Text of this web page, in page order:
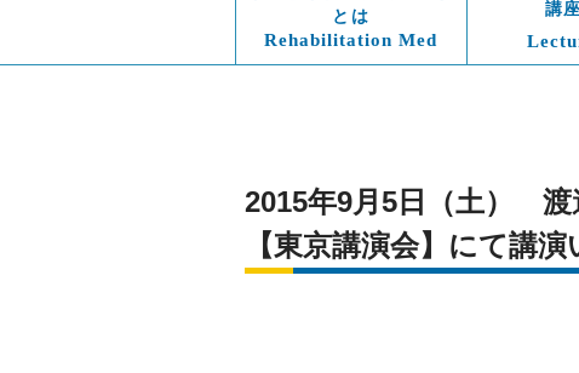
とは
Rehabilitation Med
講
2015年9月5日（土）　
【東京講演会】にて講演